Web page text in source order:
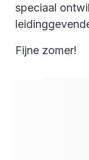
speciaal
Fijne zomer!